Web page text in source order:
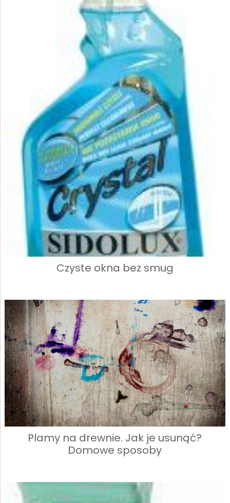
Czyste okna bez smug
Plamy na drewnie. Jak je usunąć?
Domowe sposoby